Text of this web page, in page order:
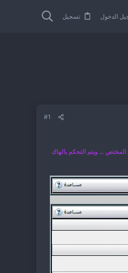
الدخول تسجيل
#1
... ويتم التحكم بالهاك